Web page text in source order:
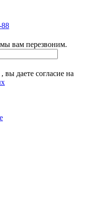
88
вам перезвоним.
даете согласие на